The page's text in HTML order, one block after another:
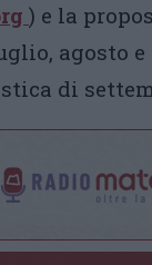
) e la
agosto e
di